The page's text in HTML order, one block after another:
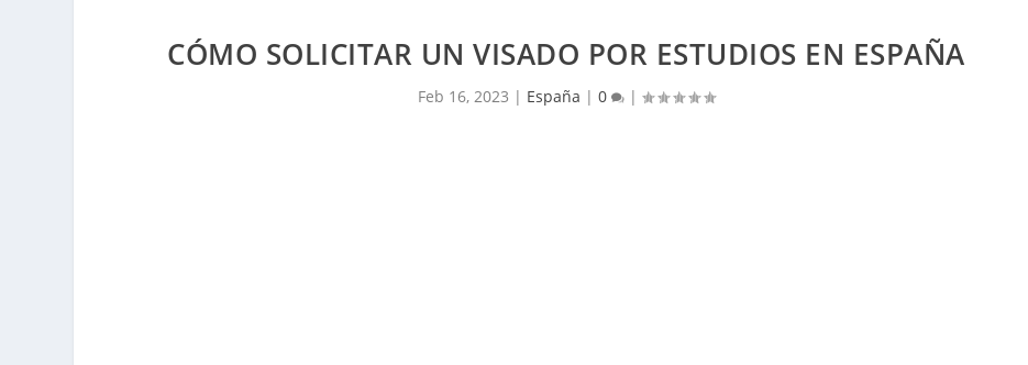
CÓMO SOLICITAR UN VISADO POR ESTUDIOS EN ESPAÑA
Feb 16, 2023 | España | 0 |